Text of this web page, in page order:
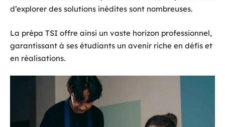
d’explorer des solutions inédites sont nombreuses.
La prépa TSI offre ainsi un vaste horizon professionnel,
garantissant à ses étudiants un avenir riche en défis et
en réalisations.